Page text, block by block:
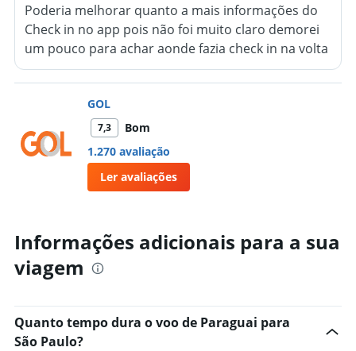
Poderia melhorar quanto a mais informações do
Check in no app pois não foi muito claro demorei
um pouco para achar aonde fazia check in na volta
e na ida deu um pequeno probleminha no check in
do outro passageiro. Tirando isso gostei do
atendimento.
GOL
7,3
Bom
1.270 avaliação
Ler avaliações
Informações adicionais para a sua
viagem
Quanto tempo dura o voo de Paraguai para
São Paulo?